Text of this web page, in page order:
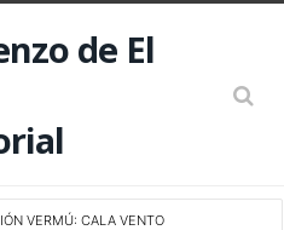
VERMÚ: CALA VENTO